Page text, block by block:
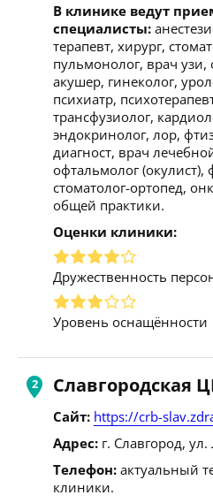
В клинике ведут
специалисты:
терапевт, хирург,
пульмонолог, врач узи,
акушер, гинеколог,
психиатр,
трансфузиолог,
эндокринолог, лор,
диагност, врач
офтальмолог (окулист),
стоматолог-ортопед,
общей практики.
Оценки клиники:
Дружественность
Уровень оснащённости
Славгородская
Сайт: https://crb-
Адрес: г. Славгород,
Телефон: актуальный
клиники.